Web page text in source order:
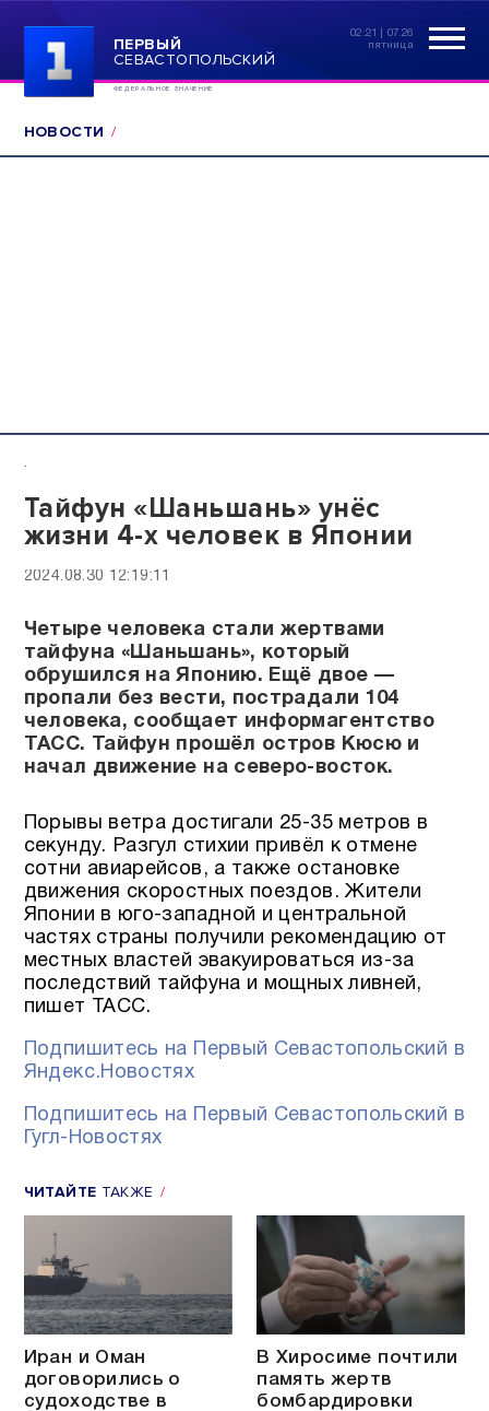
ПЕРВЫЙ
СЕВАСТОПОЛЬСКИЙ
ФЕДЕРАЛЬНОЕ ЗНАЧЕНИЕ
02:21 | 07.26
пятница
НОВОСТИ
.
Тайфун «Шаньшань» унёс
жизни 4-х человек в Японии
2024.08.30 12:19:11
Четыре человека стали жертвами
тайфуна «Шаньшань», который
обрушился на Японию. Ещё двое —
пропали без вести, пострадали 104
человека, сообщает информагентство
ТАСС. Тайфун прошёл остров Кюсю и
начал движение на северо-восток.
Порывы ветра достигали 25-35 метров в
секунду. Разгул стихии привёл к отмене
сотни авиарейсов, а также остановке
движения скоростных поездов. Жители
Японии в юго-западной и центральной
частях страны получили рекомендацию от
местных властей эвакуироваться из-за
последствий тайфуна и мощных ливней,
пишет ТАСС.
Подпишитесь на Первый Севастопольский в
Яндекс.Новостях
Подпишитесь на Первый Севастопольский в
Гугл-Новостях
ЧИТАЙТЕ ТАКЖЕ
Иран и Оман
договорились о
судоходстве в
В Хиросиме почтили
память жертв
бомбардировки